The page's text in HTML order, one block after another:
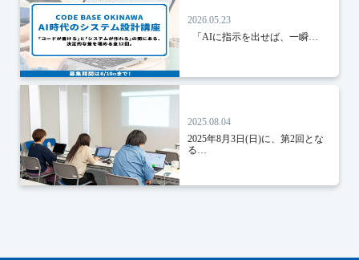
2026.05.23
「AIに指示を出せば、一瞬…
2025.08.04
2025年8月3日(日)に、第2回とな
る…